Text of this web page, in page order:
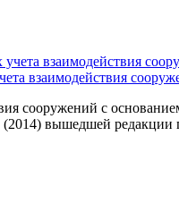
взаимодействия
сооружений с
вышедшей редакции